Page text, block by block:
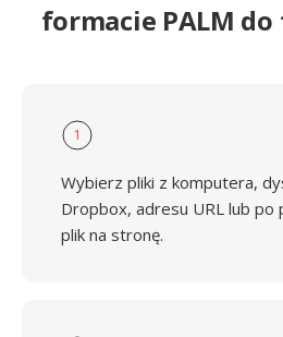
formacie PALM
1
Wybierz pliki z komputera,
Dropbox, adresu URL lub po
plik na stronę.